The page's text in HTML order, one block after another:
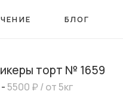
БЛОГ
торт № 1659
-5500 ₽ / от 5кг